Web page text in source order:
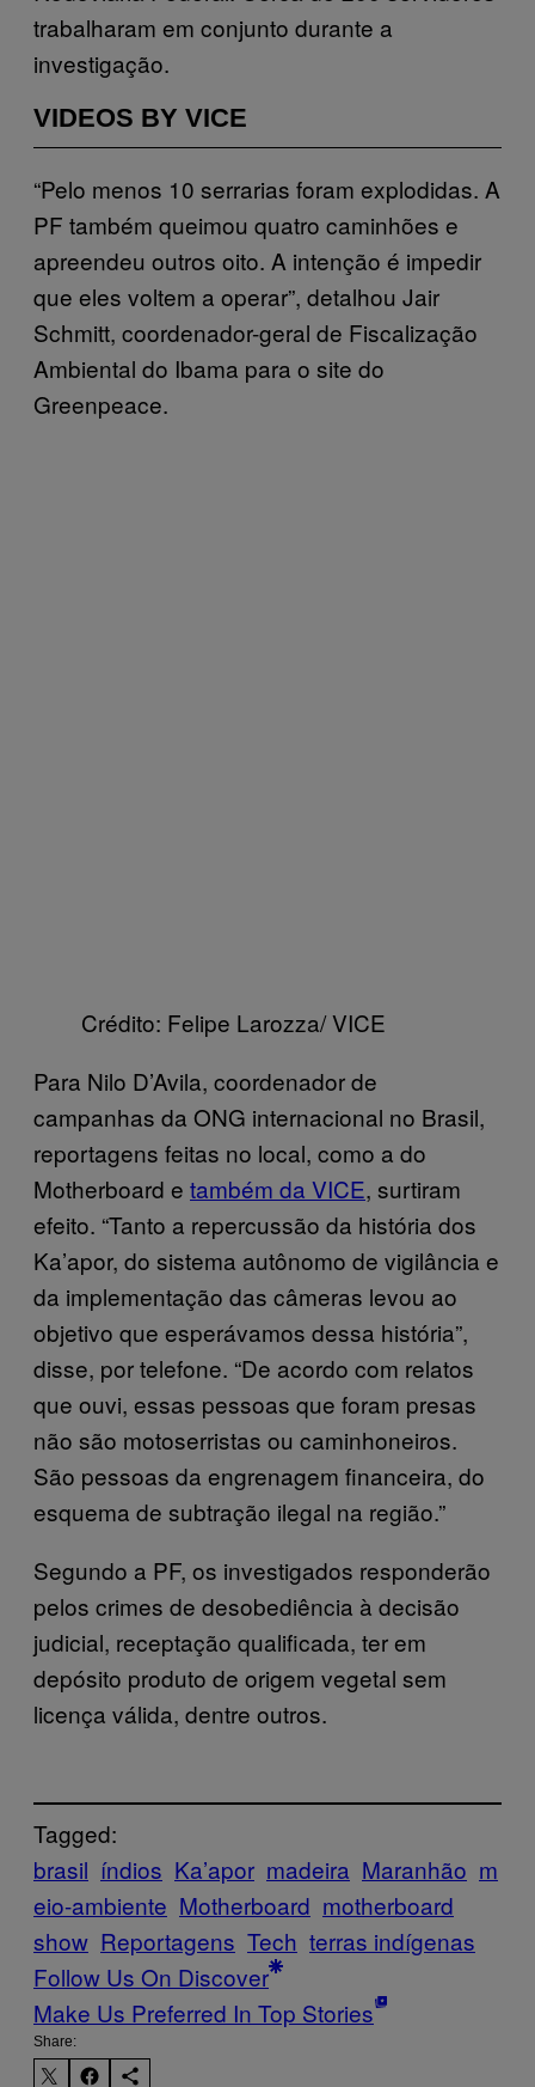
trabalharam em conjunto durante a
investigação.
VIDEOS BY VICE
“Pelo menos 10 serrarias foram explodidas. A
PF também queimou quatro caminhões e
apreendeu outros oito. A intenção é impedir
que eles voltem a operar”, detalhou Jair
Schmitt, coordenador-geral de Fiscalização
Ambiental do Ibama para o site do
Greenpeace.
Crédito: Felipe Larozza/ VICE
Para Nilo D’Avila, coordenador de
campanhas da ONG internacional no Brasil,
reportagens feitas no local, como a do
Motherboard e também da VICE, surtiram
efeito. “Tanto a repercussão da história dos
Ka’apor, do sistema autônomo de vigilância e
da implementação das câmeras levou ao
objetivo que esperávamos dessa história”,
disse, por telefone. “De acordo com relatos
que ouvi, essas pessoas que foram presas
não são motoserristas ou caminhoneiros.
São pessoas da engrenagem financeira, do
esquema de subtração ilegal na região.”
Segundo a PF, os investigados responderão
pelos crimes de desobediência à decisão
judicial, receptação qualificada, ter em
depósito produto de origem vegetal sem
licença válida, dentre outros.
Tagged:
brasil índios Ka’apor madeira Maranhão m
eio-ambiente Motherboard motherboard
show Reportagens Tech terras indígenas
Follow Us On Discover
Make Us Preferred In Top Stories
Share: